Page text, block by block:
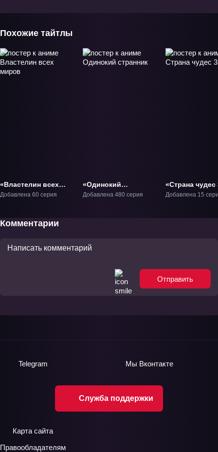
Похожие тайтлы
«Властелин всех
миров» ТВ-1
Добавлена 60 серия
«Одинокий
странник» ТВ-1
Добавлена 480 серия
«Страна чудес
ТВ-3
Добавлена 15
Комментарии
Отправить
Служба поддержки
Telegram Мы Вконтакте
Карта сайта
Правообладателям